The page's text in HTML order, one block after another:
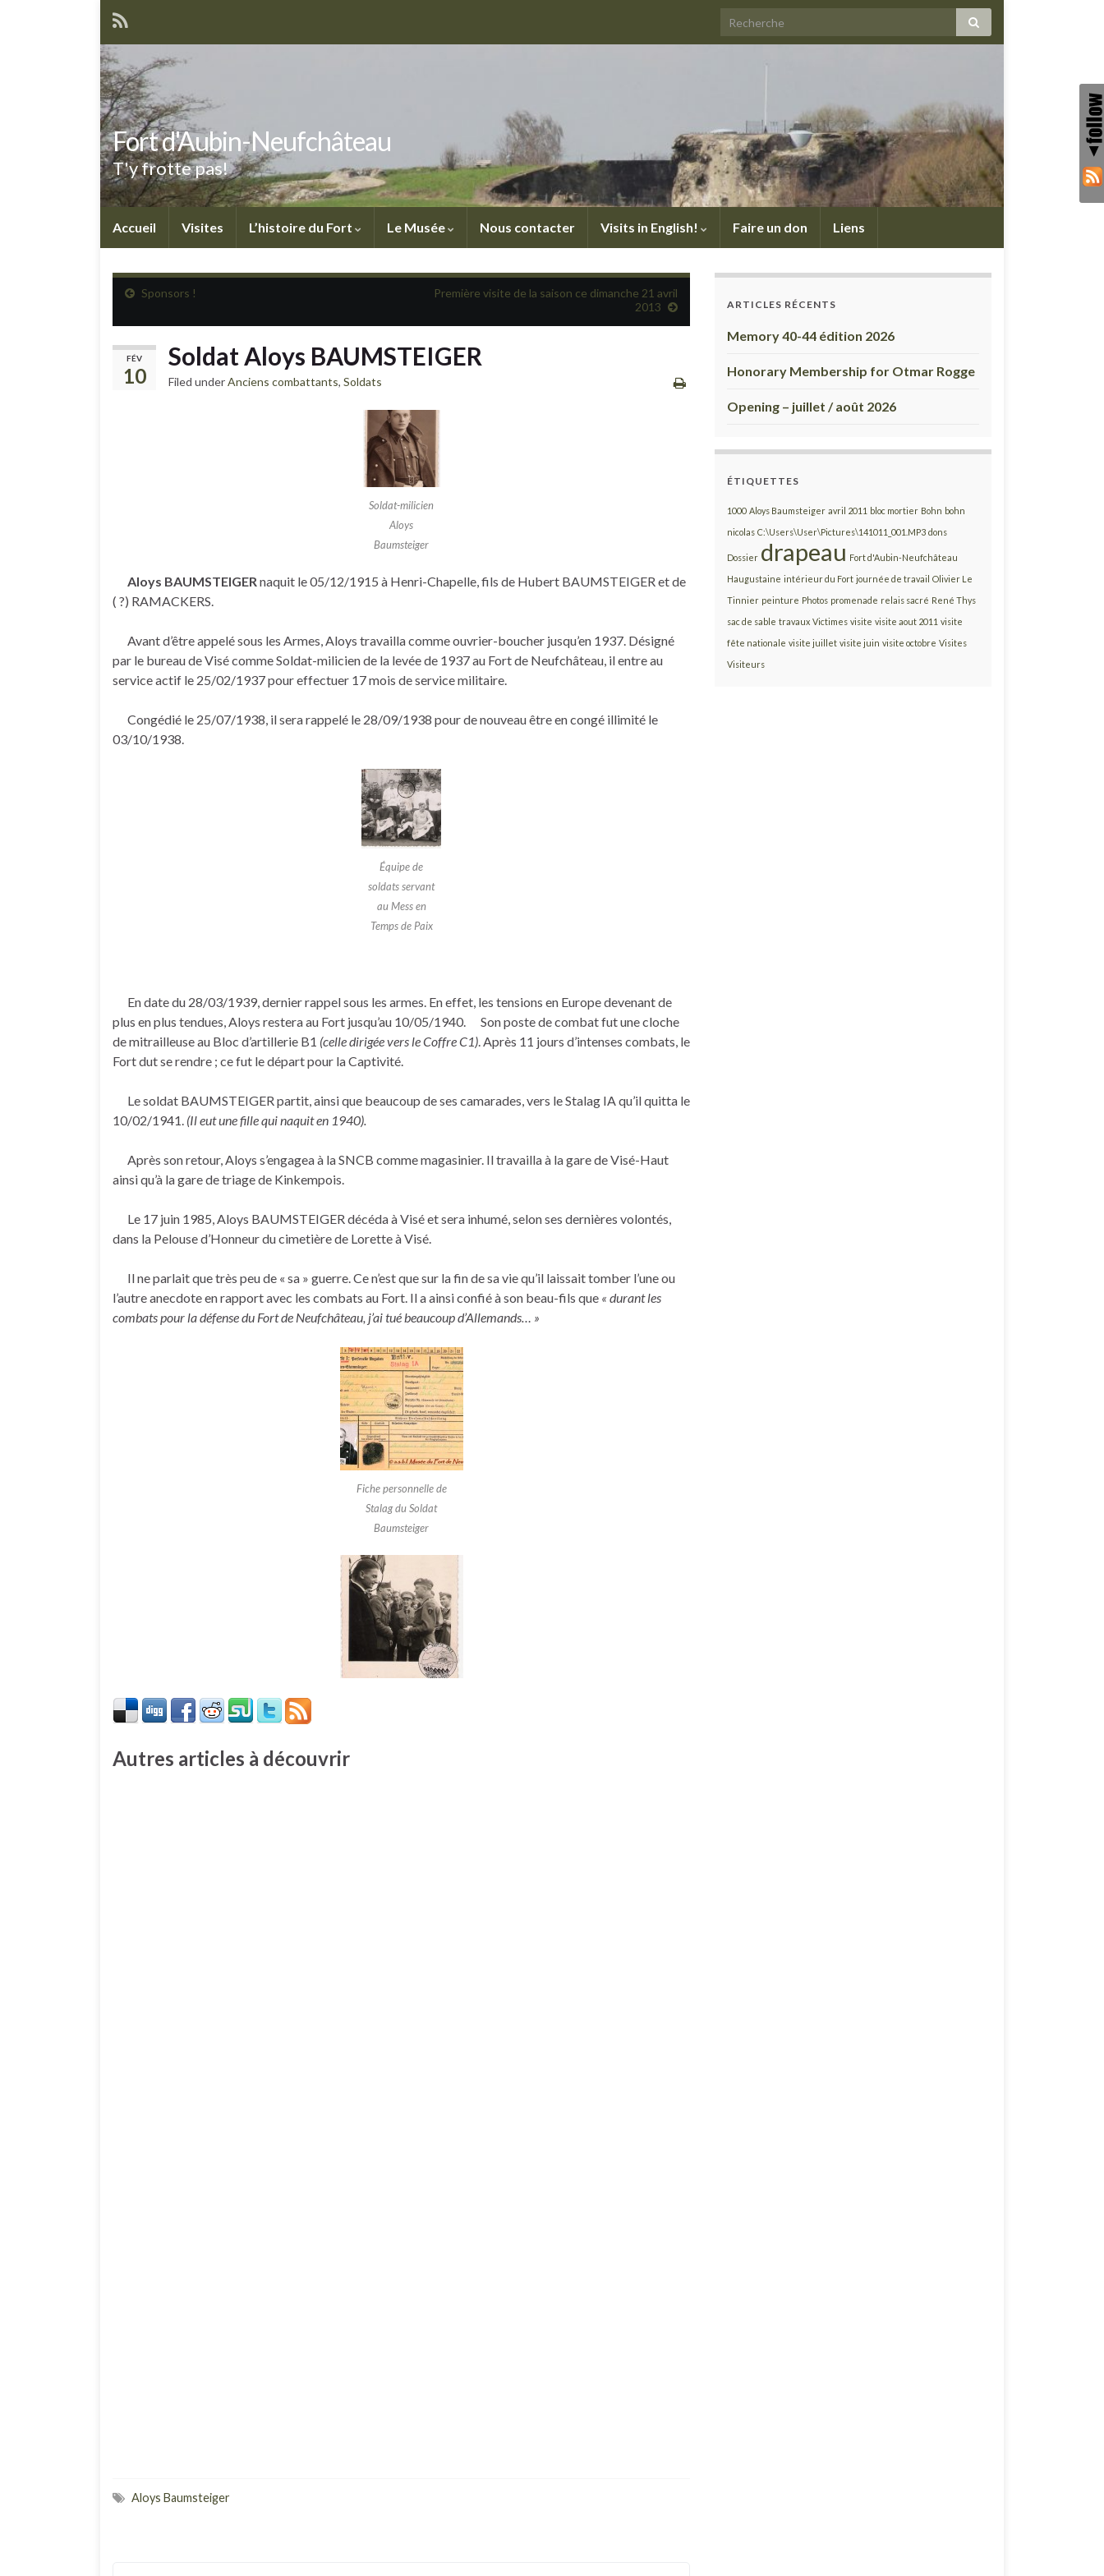
Fort d'Aubin-Neufchâteau
T'y frotte pas!
Accueil Visites L’histoire du Fort Le Musée Nous contacter Visits in English! Faire un don Liens
Sponsors !
Première visite de la saison ce dimanche 21 avril
2013
FÉV
10
Soldat Aloys BAUMSTEIGER
Filed underAnciens combattants, Soldats
Soldat-milicien
Aloys
Baumsteiger
Aloys BAUMSTEIGER naquit le 05/12/1915 à Henri-Chapelle, fils de Hubert BAUMSTEIGER et de
( ?) RAMACKERS.
Avant d’être appelé sous les Armes, Aloys travailla comme ouvrier-boucher jusqu’en 1937. Désigné
par le bureau de Visé comme Soldat-milicien de la levée de 1937 au Fort de Neufchâteau, il entre au
service actif le 25/02/1937 pour effectuer 17 mois de service militaire.
Congédié le 25/07/1938, il sera rappelé le 28/09/1938 pour de nouveau être en congé illimité le
03/10/1938.
Équipe de
soldats servant
au Mess en
Temps de Paix
En date du 28/03/1939, dernier rappel sous les armes. En effet, les tensions en Europe devenant de
plus en plus tendues, Aloys restera au Fort jusqu’au 10/05/1940. Son poste de combat fut une cloche
de mitrailleuse au Bloc d’artillerie B1 (celle dirigée vers le Coffre C1). Après 11 jours d’intenses combats, le
Fort dut se rendre ; ce fut le départ pour la Captivité.
Le soldat BAUMSTEIGER partit, ainsi que beaucoup de ses camarades, vers le Stalag IA qu’il quitta le
10/02/1941. (Il eut une fille qui naquit en 1940).
Après son retour, Aloys s’engagea à la SNCB comme magasinier. Il travailla à la gare de Visé-Haut
ainsi qu’à la gare de triage de Kinkempois.
Le 17 juin 1985, Aloys BAUMSTEIGER décéda à Visé et sera inhumé, selon ses dernières volontés,
dans la Pelouse d’Honneur du cimetière de Lorette à Visé.
Il ne parlait que très peu de « sa » guerre. Ce n’est que sur la fin de sa vie qu’il laissait tomber l’une ou
l’autre anecdote en rapport avec les combats au Fort. Il a ainsi confié à son beau-fils que « durant les
combats pour la défense du Fort de Neufchâteau, j’ai tué beaucoup d’Allemands… »
Fiche personnelle de
Stalag du Soldat
Baumsteiger
Autres articles à découvrir
Aloys Baumsteiger
ARTICLES RÉCENTS
Memory 40-44 édition 2026
Honorary Membership for Otmar Rogge
Opening – juillet / août 2026
ÉTIQUETTES
1000 Aloys Baumsteiger avril 2011 bloc mortier Bohn bohn
nicolas C:\Users\User\Pictures\141011_001.MP3 dons
Dossier drapeau Fort d'Aubin-Neufchâteau
Haugustaine intérieur du Fort journée de travail Olivier Le
Tinnier peinture Photos promenade relais sacré René Thys
sac de sable travaux Victimes visite visite aout 2011 visite
fête nationale visite juillet visite juin visite octobre Visites
Visiteurs